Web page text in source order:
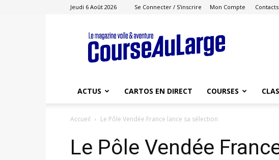
Jeudi 6 Août 2026 Se Connecter / S'inscrire Mon Compte Contacts
Course
au
Large
ACTUS CARTOS EN DIRECT COURSES
Accueil Le Pôle Vendée France lance sa sélection
Le Pôle Vendée